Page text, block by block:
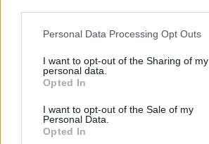
Personal Data Processing Opt Outs
I want to opt-out of the Sharing of my
personal data.
Opted In
I want to opt-out of the Sale of my
Personal Data.
Opted In